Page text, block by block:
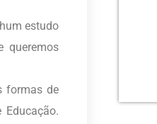
estudo
queremos
formas de